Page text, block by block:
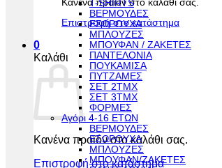
Κανένα προϊόν στο καλάθι σας.
Επιστροφή στο κατάστημα
0
Καλάθι
Κανένα προϊόν στο καλάθι σας.
Επιστροφή στο κατάστημα
T-SHIRTS
ΒΕΡΜΟΥΔΕΣ
ΕΣΩΡΟΥΧΑ
ΜΠΛΟΥΖΕΣ
ΜΠΟΥΦΑΝ / ΖΑΚΕΤΕΣ
ΠΑΝΤΕΛΟΝΙΑ
ΠΟΥΚΑΜΙΣΑ
ΠΥΤΖΑΜΕΣ
ΣΕΤ 2ΤΜΧ
ΣΕΤ 3ΤΜΧ
ΦΟΡΜΕΣ
Αγόρι 4-16 ΕΤΩΝ
ΒΕΡΜΟΥΔΕΣ
ΕΣΩΡΟΥΧΑ
ΜΠΛΟΥΖΕΣ
ΜΠΟΥΦΑΝ/ΖΑΚΕΤΕΣ